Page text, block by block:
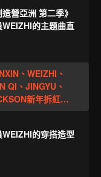
造營亞洲 第二季》
WEIZHI的主題曲直
、WEIZHI、
QI、JINGYU、
新年拆紅
一起見證這份幸運
WEIZHI的穿搭造型